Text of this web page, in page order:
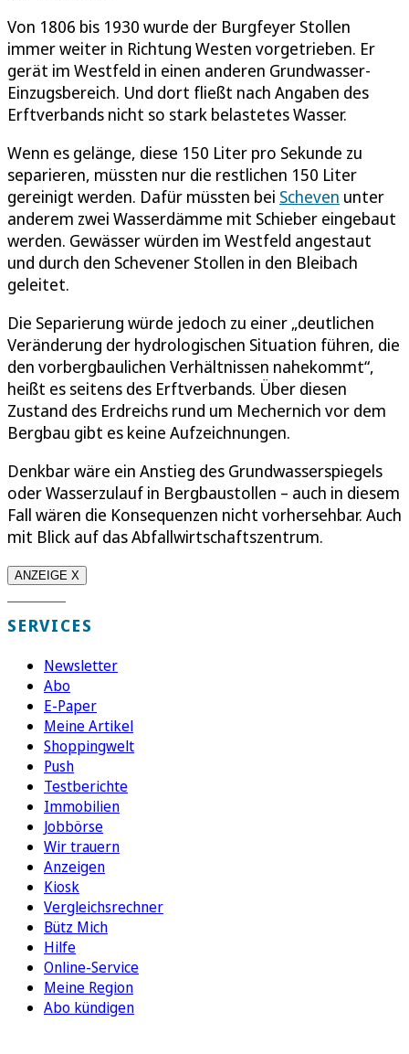
Von 1806 bis 1930 wurde der Burgfeyer Stollen
immer weiter in Richtung Westen vorgetrieben. Er
gerät im Westfeld in einen anderen Grundwasser-
Einzugsbereich. Und dort fließt nach Angaben des
Erftverbands nicht so stark belastetes Wasser.
Wenn es gelänge, diese 150 Liter pro Sekunde zu
separieren, müssten nur die restlichen 150 Liter
gereinigt werden. Dafür müssten bei Scheven unter
anderem zwei Wasserdämme mit Schieber eingebaut
werden. Gewässer würden im Westfeld angestaut
und durch den Schevener Stollen in den Bleibach
geleitet.
Die Separierung würde jedoch zu einer „deutlichen
Veränderung der hydrologischen Situation führen, die
den vorbergbaulichen Verhältnissen nahekommt“,
heißt es seitens des Erftverbands. Über diesen
Zustand des Erdreichs rund um Mechernich vor dem
Bergbau gibt es keine Aufzeichnungen.
Denkbar wäre ein Anstieg des Grundwasserspiegels
oder Wasserzulauf in Bergbaustollen – auch in diesem
Fall wären die Konsequenzen nicht vorhersehbar. Auch
mit Blick auf das Abfallwirtschaftszentrum.
ANZEIGE X
SERVICES
Newsletter
Abo
E-Paper
Meine Artikel
Shoppingwelt
Push
Testberichte
Immobilien
Jobbörse
Wir trauern
Anzeigen
Kiosk
Vergleichsrechner
Bütz Mich
Hilfe
Online-Service
Meine Region
Abo kündigen